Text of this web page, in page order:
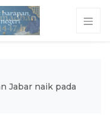
Jabar naik pada